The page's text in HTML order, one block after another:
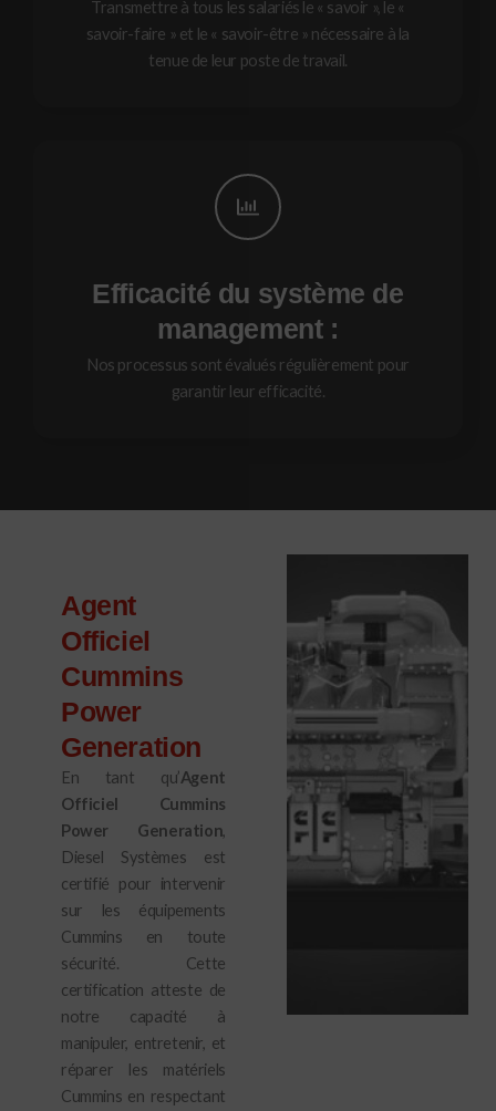
Transmettre à tous les salariés le « savoir », le «
savoir-faire » et le « savoir-être » nécessaire à la
tenue de leur poste de travail.
Efficacité du système de
management :
Nos processus sont évalués régulièrement pour
garantir leur efficacité.
Agent
Officiel
Cummins
Power
Generation
En tant qu’Agent
Officiel Cummins
Power Generation,
Diesel Systèmes est
certifié pour intervenir
sur les équipements
Cummins en toute
sécurité. Cette
certification atteste de
notre capacité à
manipuler, entretenir, et
réparer les matériels
Cummins en respectant